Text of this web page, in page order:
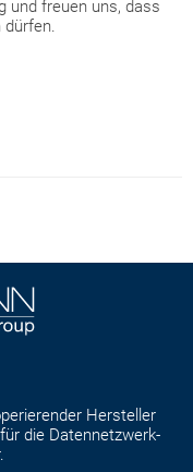
und freuen uns, dass
dürfen.
Hersteller
die Datennetzwerk-